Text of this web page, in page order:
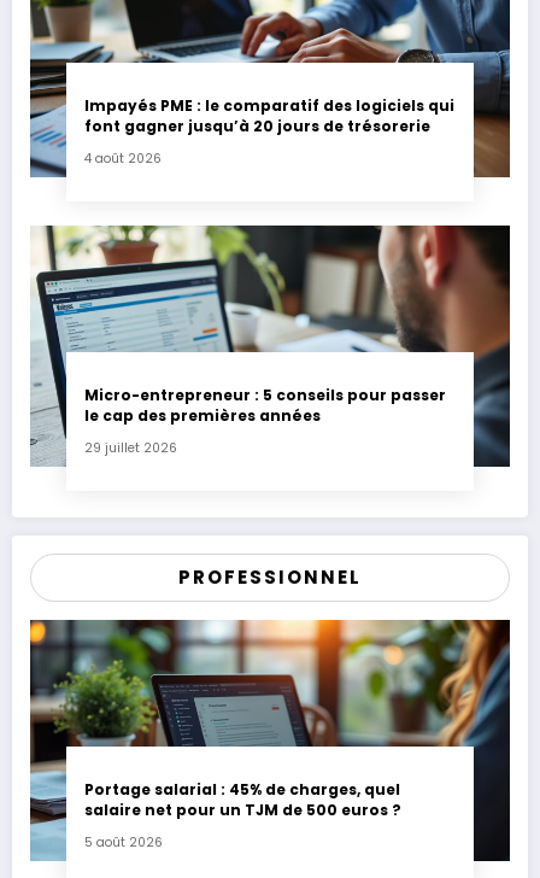
Impayés PME : le comparatif des logiciels qui
font gagner jusqu’à 20 jours de trésorerie
4 août 2026
Micro-entrepreneur : 5 conseils pour passer
le cap des premières années
29 juillet 2026
PROFESSIONNEL
Portage salarial : 45% de charges, quel
salaire net pour un TJM de 500 euros ?
5 août 2026